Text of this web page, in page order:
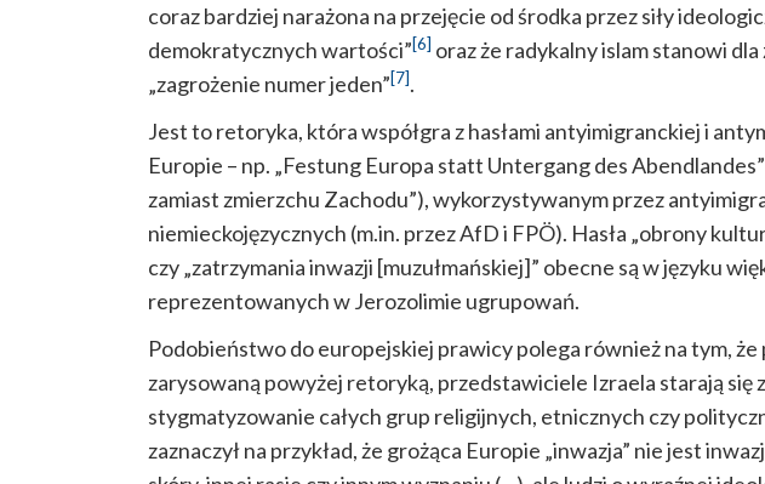
coraz bardziej narażona na przejęcie od środka przez siły
demokratycznych wartości”[6] oraz że radykalny islam stanowi
„zagrożenie numer jeden”[7].
Jest to retoryka, która współgra z hasłami antyimigranckiej i
Europie – np. „Festung Europa statt Untergang des
zamiast zmierzchu Zachodu”), wykorzystywanym przez
niemieckojęzycznych (m.in. przez AfD i FPÖ). Hasła „obrony
czy „zatrzymania inwazji [muzułmańskiej]” obecne są w języku
reprezentowanych w Jerozolimie ugrupowań.
Podobieństwo do europejskiej prawicy polega również na tym, że
zarysowaną powyżej retoryką, przedstawiciele Izraela starają się
stygmatyzowanie całych grup religijnych, etnicznych czy
zaznaczył na przykład, że grożąca Europie „inwazja” nie jest